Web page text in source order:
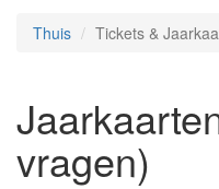
Thuis Tickets &
vragen)